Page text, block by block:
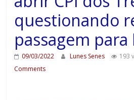
questionando
passagem para
09/03/2022 Lunes Senes 193
Comments